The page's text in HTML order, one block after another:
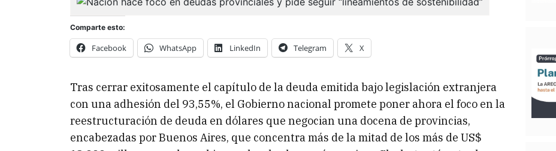
Comparte esto:
Facebook WhatsApp LinkedIn Telegram X
Tras cerrar exitosamente el capítulo de la deuda emitida bajo legislación extranjera
con una adhesión del 93,55%, el Gobierno nacional promete poner ahora el foco en la
reestructuración de deuda en dólares que negocian una docena de provincias,
encabezadas por Buenos Aires, que concentra más de la mitad de los más de US$